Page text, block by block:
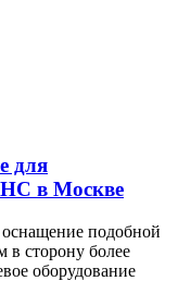
для
в Москве
подобной
в сторону более
оборудование